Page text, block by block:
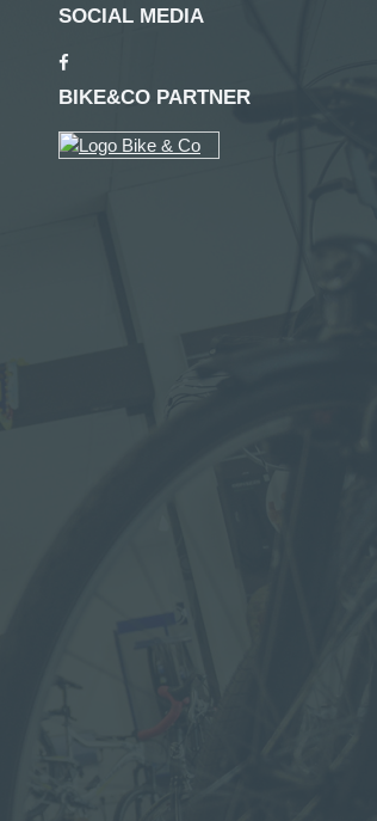
SOCIAL MEDIA
BIKE&CO PARTNER